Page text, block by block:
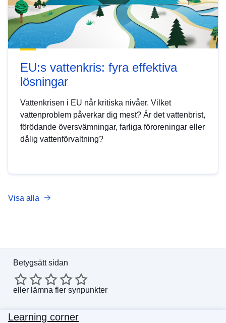
EU:s vattenkris: fyra effektiva
lösningar
Vattenkrisen i EU når kritiska nivåer. Vilket
vattenproblem påverkar dig mest? Är det vattenbrist,
förödande översvämningar, farliga föroreningar eller
dålig vattenförvaltning?
Visa alla
Betygsätt sidan
eller lämna fler synpunkter
Learning corner